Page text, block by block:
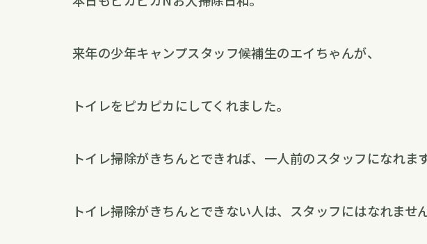
来年の少年キャンプスタッフ候補生のエイちゃんが、
トイレをピカピカにしてくれました。
トイレ掃除がきちんとできれば、一人前のスタッフになれます
トイレ掃除がきちんとできない人は、スタッフにはなれませ